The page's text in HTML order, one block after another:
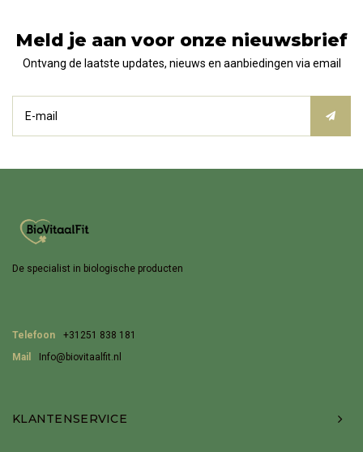
Meld je aan voor onze nieuwsbrief
Ontvang de laatste updates, nieuws en aanbiedingen via email
De specialist in biologische producten
Telefoon
+31251 838 181
Mail
Info@biovitaalfit.nl
KLANTENSERVICE